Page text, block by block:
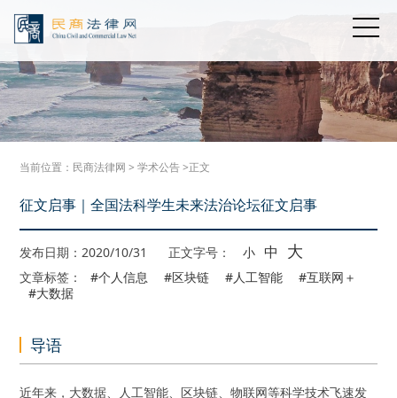
当前位置： 民商法律网 >学术公告>正文
征文启事｜全国法科学生未来法治论坛征文启事
发布日期：2020/10/31 正文字号： 小 中 大
文章标签： #个人信息 #区块链 #人工智能
#互联网＋
#大数据
导语
近年来，大数据、人工智能、区块链、物联网等科学技术飞速发